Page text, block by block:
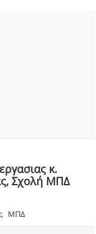
κ.
Σχολή ΜΠΔ
ΜΠΔ